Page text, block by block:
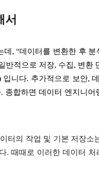
서
, “데이터를 변환한 후
적으로 저장, 수집, 변환
입니다. 추가적으로 보안,
합하면 데이터 엔지니어
터의 작업 및 기본 저장소
. 때때로 이러한 데이터